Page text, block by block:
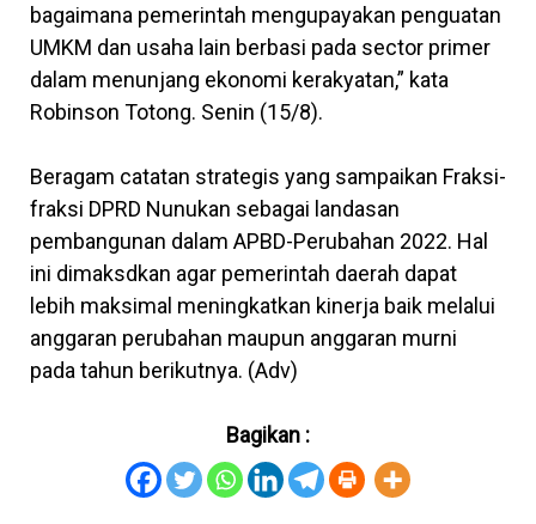
bagaimana pemerintah mengupayakan penguatan
UMKM dan usaha lain berbasi pada sector primer
dalam menunjang ekonomi kerakyatan,” kata
Robinson Totong. Senin (15/8).
Beragam catatan strategis yang sampaikan Fraksi-
fraksi DPRD Nunukan sebagai landasan
pembangunan dalam APBD-Perubahan 2022. Hal
ini dimaksdkan agar pemerintah daerah dapat
lebih maksimal meningkatkan kinerja baik melalui
anggaran perubahan maupun anggaran murni
pada tahun berikutnya. (Adv)
Bagikan :